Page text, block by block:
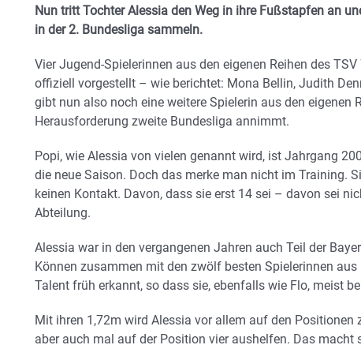
Nun tritt Tochter Alessia den Weg in ihre Fußstapfen an
in der 2. Bundesliga sammeln.
Vier Jugend-Spielerinnen aus den eigenen Reihen des
offiziell vorgestellt – wie berichtet: Mona Bellin, Judith
gibt nun also noch eine weitere Spielerin aus den eigenen
Herausforderung zweite Bundesliga annimmt.
Popi, wie Alessia von vielen genannt wird, ist Jahrgang
die neue Saison. Doch das merke man nicht im Training.
keinen Kontakt. Davon, dass sie erst 14 sei – davon sei
Abteilung.
Alessia war in den vergangenen Jahren auch Teil der
Können zusammen mit den zwölf besten Spielerinnen
Talent früh erkannt, so dass sie, ebenfalls wie Flo, meist
Mit ihren 1,72m wird Alessia vor allem auf den Positionen
aber auch mal auf der Position vier aushelfen. Das macht